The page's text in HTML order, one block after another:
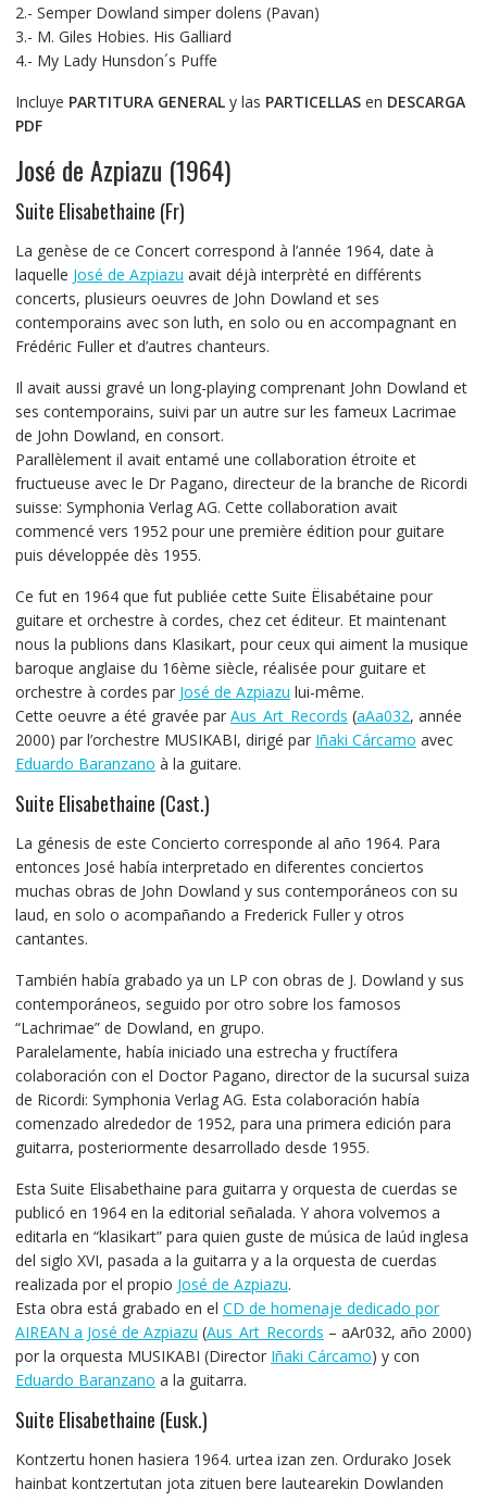
2.- Semper Dowland simper dolens (Pavan)
3.- M. Giles Hobies. His Galliard
4.- My Lady Hunsdon´s Puffe
Incluye PARTITURA GENERALy las PARTICELLASen DESCARGA
PDF
José de Azpiazu (1964)
Suite Elisabethaine (Fr)
La genèse de ce Concert correspond à l’année 1964, date à
laquelle José de Azpiazu avait déjà interprèté en différents
concerts, plusieurs oeuvres de John Dowland et ses
contemporains avec son luth, en solo ou en accompagnant en
Frédéric Fuller et d’autres chanteurs.
Il avait aussi gravé un long-playing comprenant John Dowland et
ses contemporains, suivi par un autre sur les fameux Lacrimae
de John Dowland, en consort.
Parallèlement il avait entamé une collaboration étroite et
fructueuse avec le Dr Pagano, directeur de la branche de Ricordi
suisse: Symphonia Verlag AG. Cette collaboration avait
commencé vers 1952 pour une première édition pour guitare
puis développée dès 1955.
Ce fut en 1964 que fut publiée cette Suite Ëlisabétaine pour
guitare et orchestre à cordes, chez cet éditeur. Et maintenant
nous la publions dans Klasikart, pour ceux qui aiment la musique
baroque anglaise du 16ème siècle, réalisée pour guitare et
orchestre à cordes par José de Azpiazu lui-même.
Cette oeuvre a été gravée par Aus_Art_Records (aAa032, année
2000) par l’orchestre MUSIKABI, dirigé par Iñaki Cárcamo avec
Eduardo Baranzano à la guitare.
Suite Elisabethaine (Cast.)
La génesis de este Concierto corresponde al año 1964. Para
entonces José había interpretado en diferentes conciertos
muchas obras de John Dowland y sus contemporáneos con su
laud, en solo o acompañando a Frederick Fuller y otros
cantantes.
También había grabado ya un LP con obras de J. Dowland y sus
contemporáneos, seguido por otro sobre los famosos
“Lachrimae” de Dowland, en grupo.
Paralelamente, había iniciado una estrecha y fructífera
colaboración con el Doctor Pagano, director de la sucursal suiza
de Ricordi: Symphonia Verlag AG. Esta colaboración había
comenzado alrededor de 1952, para una primera edición para
guitarra, posteriormente desarrollado desde 1955.
Esta Suite Elisabethaine para guitarra y orquesta de cuerdas se
publicó en 1964 en la editorial señalada. Y ahora volvemos a
editarla en “klasikart” para quien guste de música de laúd inglesa
del siglo XVI, pasada a la guitarra y a la orquesta de cuerdas
realizada por el propio José de Azpiazu.
Esta obra está grabado en el CD de homenaje dedicado por
AIREAN a José de Azpiazu (Aus_Art_Records – aAr032, año 2000)
por la orquesta MUSIKABI (Director Iñaki Cárcamo) y con
Eduardo Baranzano a la guitarra.
Suite Elisabethaine (Eusk.)
Kontzertu honen hasiera 1964. urtea izan zen. Ordurako Josek
hainbat kontzertutan jota zituen bere lautearekin Dowlanden